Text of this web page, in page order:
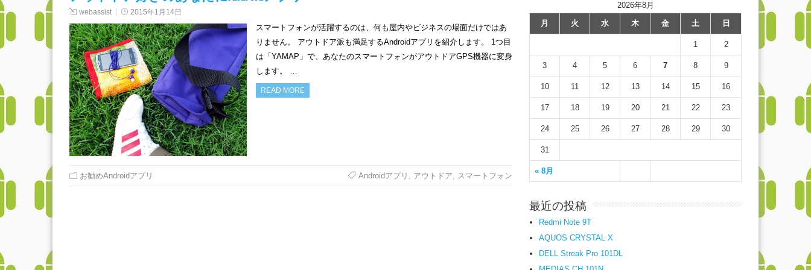
webassist 2015年1月14日
スマートフォンが活躍するのは、何も屋内やビジネスの場面だけではあ
りません。 アウトドア派も満足するAndroidアプリを紹介します。 1つ目
は「YAMAP」で、あなたのスマートフォンがアウトドアGPS機器に変身
します。 …
READ MORE
お勧めAndroidアプリ Androidアプリ , アウトドア, スマートフォン
2026年8月
月
火 水 木 金 土 日
« 8月
1 2
3 4 5 6 7 8 9
10 11 12 13 14 15 16
17 18 19 20 21 22 23
24 25 26 27 28 29 30
31
最近の投稿
Redmi Note 9T
AQUOS CRYSTAL X
DELL Streak Pro 101DL